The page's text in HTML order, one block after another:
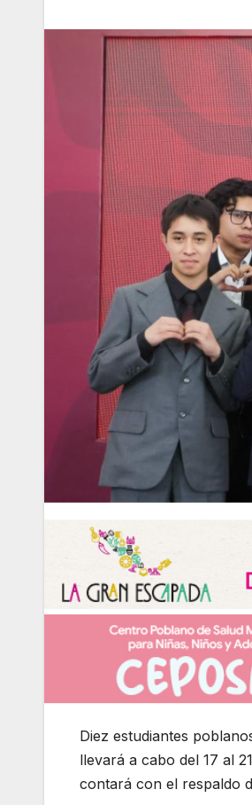
Diez estudiantes
llevará a cabo del 17 al
contará con el respaldo